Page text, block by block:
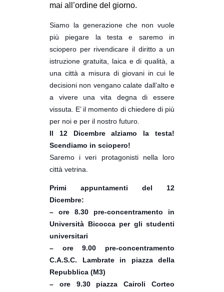
mai all’ordine del giorno.
Siamo la generazione che non vuole
più piegare la testa e saremo in
sciopero per rivendicare il diritto a un
istruzione gratuita, laica e di qualità, a
una città a misura di giovani in cui le
decisioni non vengano calate dall’alto e
a vivere una vita degna di essere
vissuta. E’ il momento di chiedere di più
per noi e per il nostro futuro.
Il 12 Dicembre alziamo la testa!
Scendiamo in sciopero!
Saremo i veri protagonisti nella loro
città vetrina.
Primi appuntamenti del 12
Dicembre:
– ore 8.30 pre-concentramento in
Università Bicocca per gli studenti
universitari
– ore 9.00 pre-concentramento
C.A.S.C. Lambrate in piazza della
Repubblica (M3)
– ore 9.30 piazza Cairoli Corteo